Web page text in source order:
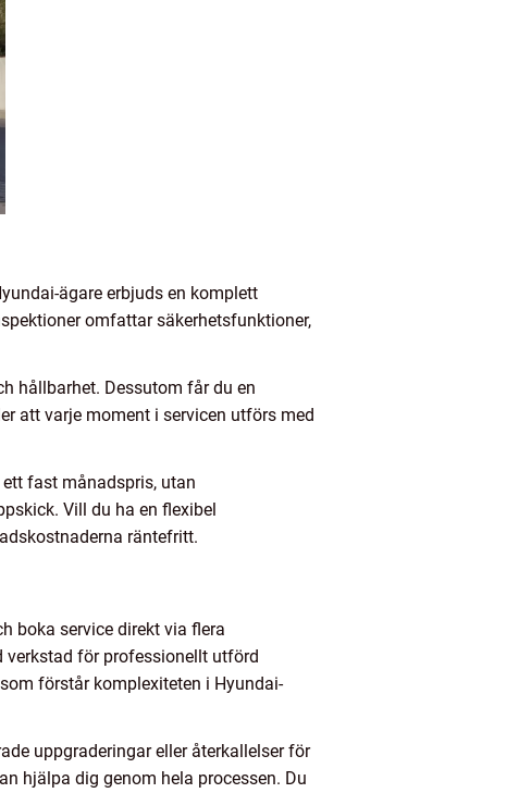
ägare erbjuds en komplett
omfattar säkerhetsfunktioner,
hållbarhet. Dessutom får du en
att varje moment i servicen utförs med
fast månadspris, utan
Vill du ha en flexibel
räntefritt.
boka service direkt via flera
verkstad för professionellt utförd
förstår komplexiteten i Hyundai-
uppgraderingar eller återkallelser för
hjälpa dig genom hela processen. Du